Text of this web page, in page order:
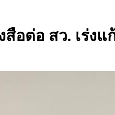
สือต่อ สว. เร่ง